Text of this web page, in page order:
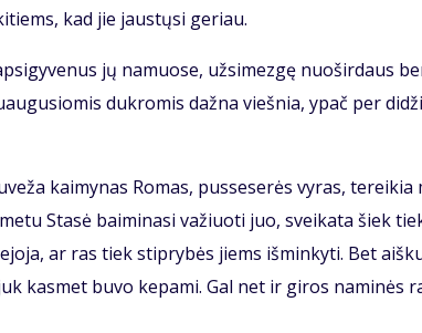
kad jie jaus­tų­si ge­riau.
jų na­muo­se, už­si­mez­gę nuo­šir­daus
duk­ro­mis daž­na vieš­nia, ypač per
kai­my­nas Ro­mas, pus­se­se­rės vy­ras,
Sta­sė bai­mi­na­si va­žiuo­ti juo, svei­ka­ta šiek
ar ras tiek stip­ry­bės jiems iš­min­ky­ti. Bet
kas­met bu­vo ke­pa­mi. Gal net ir gi­ros na­mi­nės